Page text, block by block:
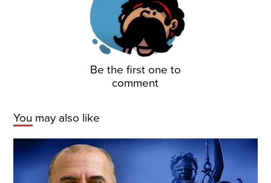
Be the first one to
comment
You may also like